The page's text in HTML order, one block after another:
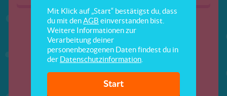
Mit Klick auf „Start“ bestätigst du, dass
du mit denAGB einverstanden bist.
Weitere Informationen zur
Verarbeitung deiner
personenbezogenen Daten findest du in
der Datenschutzinformation
Start